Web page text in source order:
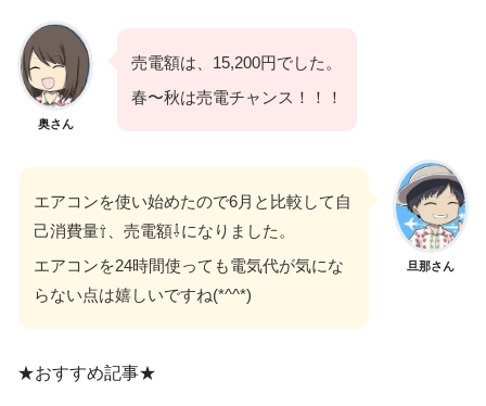
奥さん
売電額は、15,200円でした。
春〜秋は売電チャンス！！！
旦那さん
エアコンを使い始めたので6月と比較して自
己消費量⇧、売電額⇩になりました。
エアコンを24時間使っても電気代が気にな
らない点は嬉しいですね(*^^*)
★おすすめ記事★